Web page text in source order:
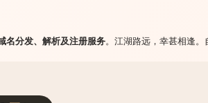
名分发、解析及注册服务。江湖路远，幸甚相逢。